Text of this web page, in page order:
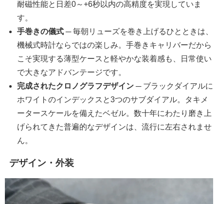
耐磁性能と日差0～+6秒以内の高精度を実現していま
す。
手巻きの儀式 ─ 毎朝リューズを巻き上げるひとときは、
機械式時計ならではの楽しみ。手巻きキャリバーだから
こそ実現する薄型ケースと軽やかな装着感も、日常使い
で大きなアドバンテージです。
完成されたクロノグラフデザイン ─ ブラックダイアルに
ホワイトのインデックスと3つのサブダイアル。タキメ
ータースケールを備えたベゼル。数十年にわたり磨き上
げられてきた普遍的なデザインは、流行に左右されませ
ん。
デザイン・外装